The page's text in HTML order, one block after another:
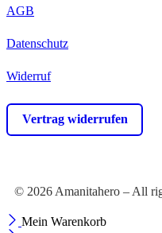
AGB
Datenschutz
Widerruf
Vertrag widerrufen
© 2026 Amanitahero – All
Mein Warenkorb